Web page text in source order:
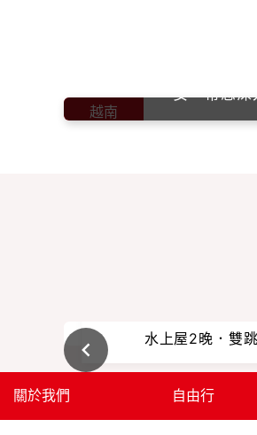
越南
安，帶您
水上屋2晚．雙
關於我們 自由行